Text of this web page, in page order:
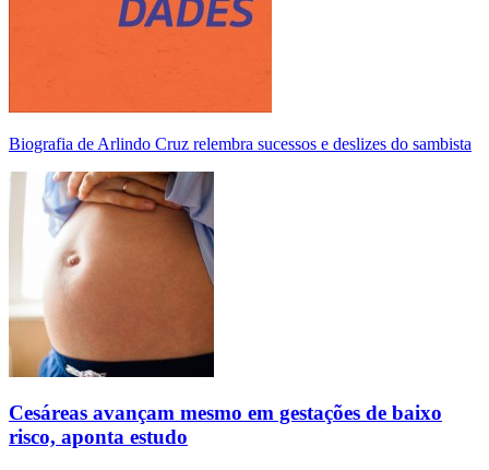
Biografia de Arlindo Cruz relembra sucessos e deslizes do sambista
Cesáreas avançam mesmo em gestações de baixo
risco, aponta estudo